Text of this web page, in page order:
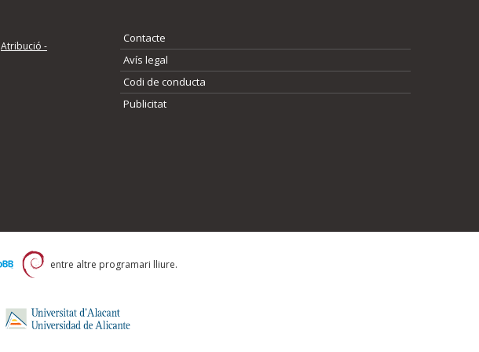
Atribució -
Contacte
Avís legal
Codi de conducta
Publicitat
entre altre programari lliure.